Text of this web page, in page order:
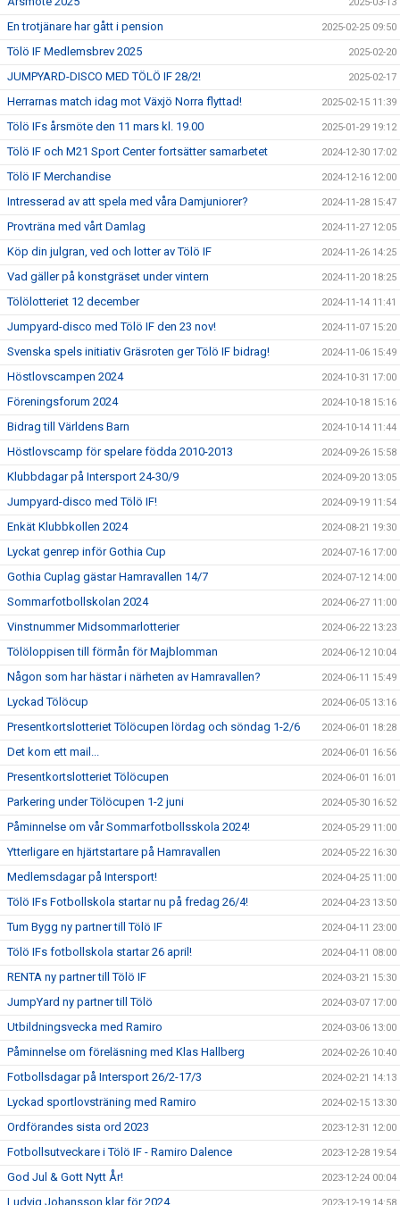
En trotjänare har gått i pension 2025-02-25 09:50
Tölö IF Medlemsbrev 2025 2025-02-20
JUMPYARD-DISCO MED TÖLÖ IF 28/2! 2025-02-17
Herrarnas match idag mot Växjö Norra flyttad! 2025-02-15 11:39
Tölö IFs årsmöte den 11 mars kl. 19.00 2025-01-29 19:12
Tölö IF och M21 Sport Center fortsätter samarbetet 2024-12-30 17:02
Tölö IF Merchandise 2024-12-16 12:00
Intresserad av att spela med våra Damjuniorer? 2024-11-28 15:47
Provträna med vårt Damlag 2024-11-27 12:05
Köp din julgran, ved och lotter av Tölö IF 2024-11-26 14:25
Vad gäller på konstgräset under vintern 2024-11-20 18:25
Tölölotteriet 12 december 2024-11-14 11:41
Jumpyard-disco med Tölö IF den 23 nov! 2024-11-07 15:20
Svenska spels initiativ Gräsroten ger Tölö IF bidrag! 2024-11-06 15:49
Höstlovscampen 2024 2024-10-31 17:00
Föreningsforum 2024 2024-10-18 15:16
Bidrag till Världens Barn 2024-10-14 11:44
Höstlovscamp för spelare födda 2010-2013 2024-09-26 15:58
Klubbdagar på Intersport 24-30/9 2024-09-20 13:05
Jumpyard-disco med Tölö IF! 2024-09-19 11:54
Enkät Klubbkollen 2024 2024-08-21 19:30
Lyckat genrep inför Gothia Cup 2024-07-16 17:00
Gothia Cuplag gästar Hamravallen 14/7 2024-07-12 14:00
Sommarfotbollskolan 2024 2024-06-27 11:00
Vinstnummer Midsommarlotterier 2024-06-22 13:23
Tölöloppisen till förmån för Majblomman 2024-06-12 10:04
Någon som har hästar i närheten av Hamravallen? 2024-06-11 15:49
Lyckad Tölöcup 2024-06-05 13:16
Presentkortslotteriet Tölöcupen lördag och söndag 1-2/6 2024-06-01 18:28
Det kom ett mail... 2024-06-01 16:56
Presentkortslotteriet Tölöcupen 2024-06-01 16:01
Parkering under Tölöcupen 1-2 juni 2024-05-30 16:52
Påminnelse om vår Sommarfotbollsskola 2024! 2024-05-29 11:00
Ytterligare en hjärtstartare på Hamravallen 2024-05-22 16:30
Medlemsdagar på Intersport! 2024-04-25 11:00
Tölö IFs Fotbollskola startar nu på fredag 26/4! 2024-04-23 13:50
Tum Bygg ny partner till Tölö IF 2024-04-11 23:00
Tölö IFs fotbollskola startar 26 april! 2024-04-11 08:00
RENTA ny partner till Tölö IF 2024-03-21 15:30
JumpYard ny partner till Tölö 2024-03-07 17:00
Utbildningsvecka med Ramiro 2024-03-06 13:00
Påminnelse om föreläsning med Klas Hallberg 2024-02-26 10:40
Fotbollsdagar på Intersport 26/2-17/3 2024-02-21 14:13
Lyckad sportlovsträning med Ramiro 2024-02-15 13:30
Ordförandes sista ord 2023 2023-12-31 12:00
Fotbollsutveckare i Tölö IF - Ramiro Dalence 2023-12-28 19:54
God Jul & Gott Nytt År! 2023-12-24 00:04
Ludvig Johansson klar för 2024